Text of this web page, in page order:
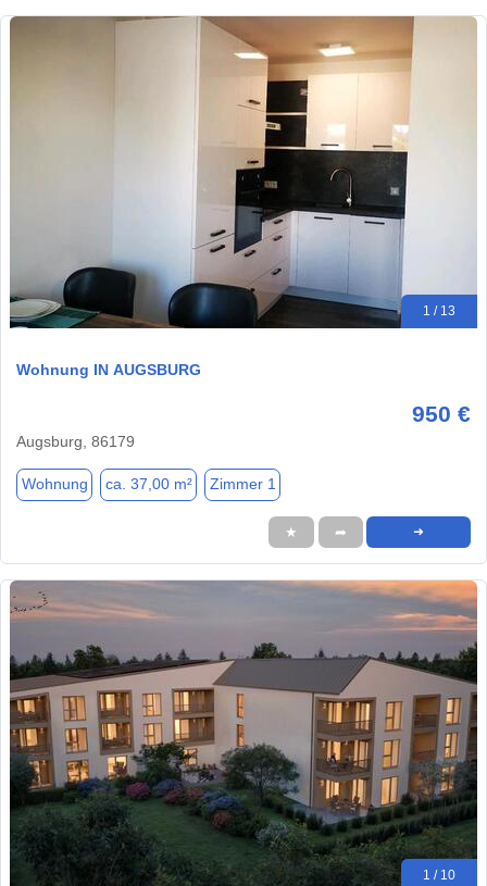
1 / 13
Wohnung IN AUGSBURG
950 €
Augsburg, 86179
Wohnung ca. 37,00 m² Zimmer 1
★ ➦ ➜
1 / 10